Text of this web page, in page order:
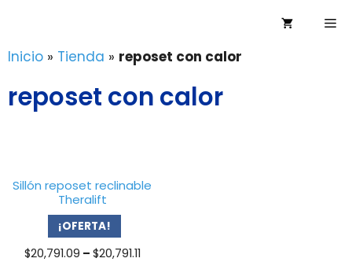
contenido
Inicio » Tienda » reposet con calor
reposet con calor
Sillón reposet reclinable
Theralift
¡OFERTA!
$20,791.09 – $20,791.11Price